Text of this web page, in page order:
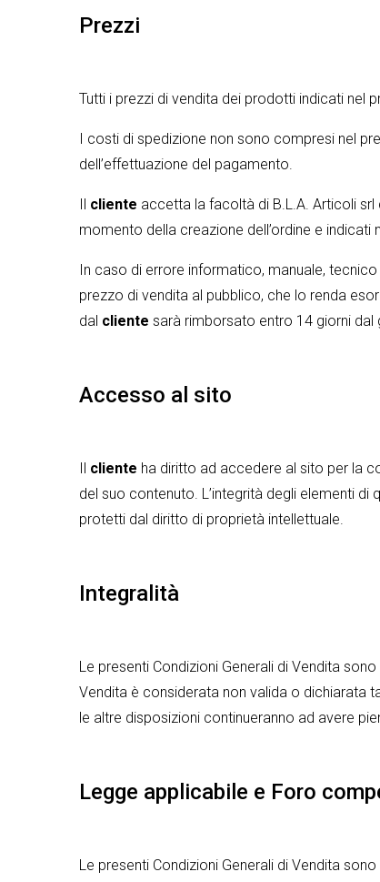
Prezzi
Tutti i prezzi di vendita dei prodotti indicati nel
I costi di spedizione non sono compresi nel
dell’effettuazione del pagamento.
Il cliente accetta la facoltà di B.L.A. Articoli
momento della creazione dell’ordine e indicati
In caso di errore informatico, manuale,
prezzo di vendita al pubblico, che lo renda
dal cliente sarà rimborsato entro 14 giorni dal
Accesso al sito
Il cliente ha diritto ad accedere al sito per la
del suo contenuto. L’integrità degli elementi
protetti dal diritto di proprietà intellettuale.
Integralità
Le presenti Condizioni Generali di Vendita
Vendita è considerata non valida o dichiarata
le altre disposizioni continueranno ad avere
Legge applicabile e Foro
Le presenti Condizioni Generali di Vendita